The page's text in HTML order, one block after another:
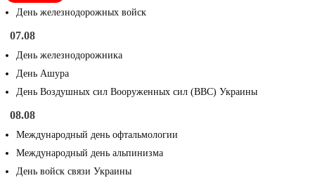
День железнодорожных войск
07.08
День железнодорожника
День Ашура
День Воздушных сил Вооруженных сил (ВВС) Украины
08.08
Международный день офтальмологии
Международный день альпинизма
День войск связи Украины